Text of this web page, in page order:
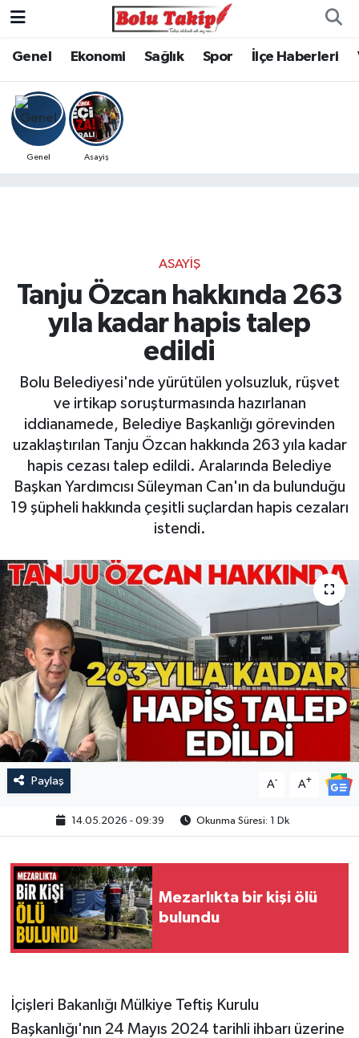
Genel Ekonomi Sağlık Spor İlçe Haberleri
Genel Asayiş
ASAYIŞ
Tanju Özcan hakkında 263
yıla kadar hapis talep
edildi
Bolu Belediyesi'nde yürütülen yolsuzluk, rüşvet
ve irtikap soruşturmasında hazırlanan
iddianamede, Belediye Başkanlığı görevinden
uzaklaştırılan Tanju Özcan hakkında 263 yıla kadar
hapis cezası talep edildi. Aralarında Belediye
Başkan Yardımcısı Süleyman Can'ın da bulunduğu
19 şüpheli hakkında çeşitli suçlardan hapis cezaları
istendi.
Paylaş A- A+
14.05.2026 - 09:39 Okunma Süresi: 1 Dk
Mezarlıkta bir kişi ölü
bulundu
İçişleri Bakanlığı Mülkiye Teftiş Kurulu
Başkanlığı'nın 24 Mayıs 2024 tarihli ihbarı üzerine